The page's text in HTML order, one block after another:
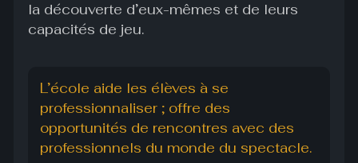
la découverte d’eux-mêmes et de leurs
capacités de jeu.
L’école aide les élèves à se
professionnaliser ; offre des
opportunités de rencontres avec des
professionnels du monde du spectacle.